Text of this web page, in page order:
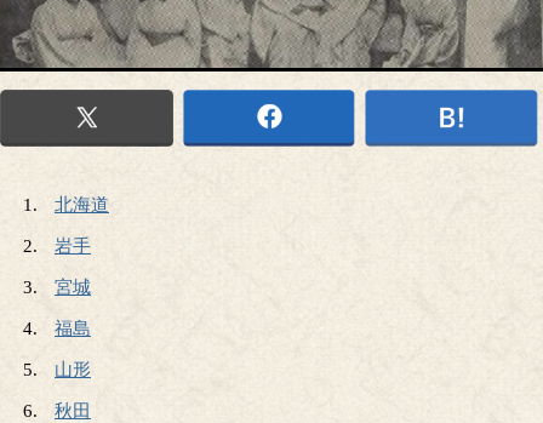
北海道
岩手
宮城
福島
山形
秋田